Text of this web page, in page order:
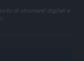
di strumenti digitali e